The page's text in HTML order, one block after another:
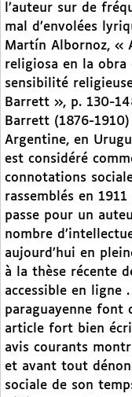
l’auteur sur de
mal d’envolées
Martín Albornoz, «
religiosa en la obra
sensibilité
Barrett », p. 130-
Barrett (1876-
Argentine, en
est considéré
connotations
rassemblés en
passe pour un
nombre
aujourd’hui en
à la thèse récente
accessible en ligne
paraguayenne font
article fort bien
avis courants
et avant tout
sociale de son